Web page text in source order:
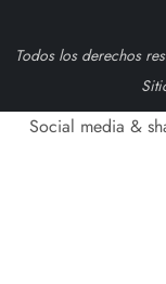
Todos los derechos
Social media &